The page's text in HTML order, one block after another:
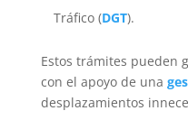
Tráfico (DGT).
Estos trámites pueden
con el apoyo de una
desplazamientos